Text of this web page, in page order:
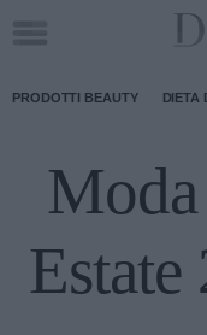
PRODOTTI BEAUTY DIETA